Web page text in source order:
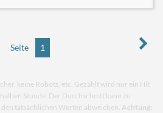
Seite 1
keine Robots, etc. Gezählt wird nur ein Hit
Stunde. Der Durchschnitt kann zu
tatsächlichen Werten abweichen. Achtung: